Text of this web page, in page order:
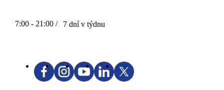
7:00 - 21:00 / 7 dní v týdnu